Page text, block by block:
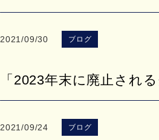
2021/09/30 ブログ
「2023年末に廃止され
2021/09/24 ブログ